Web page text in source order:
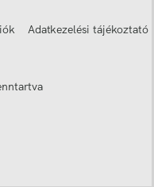
Adatkezelési tájékoztató